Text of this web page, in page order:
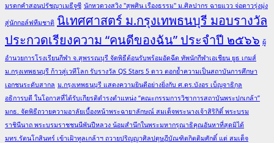
มรดกคำสอนปรัชญาเมธีจูซี นักหวดวงสวิง "สุพศิน เรืองธรรม" ม.ศิลปากร ฉายแวว จ่อดาวรุ่งมุ่ง
สู่นักกอล์ฟทีมชาติ นิเทศศาสตร์ ม.กรุงเทพธนบุรี มอบรางวัล
ประกวดเรียงความ “คนดีของฉัน” ประจำปี ๒๕๖๖ ผู้
อำนวยการโรงเรียนกีฬา จ.สุพรรณบุรี จัดพิธีต้อนรับพร้อมอัดฉีด ทัพนักกีฬาเอเชียน ยูธ เกมส์
ม.กรุงเทพธนบุรี ก้าวสู่เวทีโลก รับรางวัล QS Stars 5 ดาว ตอกย้ำความเป็นสถาบันการศึกษา
เอกชนระดับสากล ม.กรุงเทพธนบุรี แสดงความยินดีอย่างยิ่งกับ ศ.ดร.บังอร เบ็ญจาธิกุล
อธิการบดี ในโอกาสที่ได้รับเกียรติดำรงตำแหน่ง “คณะกรรมการวิชาการสถาบันพระปกเกล้า”
มกธ. จัดพิธีถวายความอาลัยเบื้องหน้าพระฉายาลักษณ์ สมเด็จพระนางเจ้าสิริกิติ์ พระบรม
ราชินีนาถ พระบรมราชชนนีพันปีหลวง น้อมสำนึกในพระมหากรุณาธิคุณอันหาที่สุดมิได้
มทร.รัตนโกสินทร์ เข้าเฝ้าทูลเกล้าฯ ถวายปริญญาศิลปดุษฎีบัณฑิตกิตติมศักดิ์ แด่ สมเด็จ